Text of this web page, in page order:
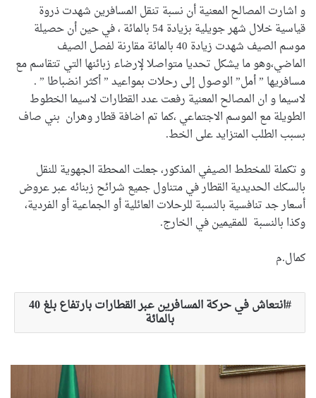
و اشارت المصالح المعنية أن نسبة تنقل المسافرين شهدت ذروة
قياسية خلال شهر جويلية بزيادة 54 بالمائة ، في حين أن حصيلة
موسم الصيف شهدت زيادة 40 بالمائة مقارنة لفصل الصيف
الماضي،وهو ما يشكل تحديا متواصلا لإرضاء زبائنها التي تتقاسم مع
مسافريها ” أمل” الوصول إلى رحلات بمواعيد ” أكثر انضباطا ” .
لاسيما و ان المصالح المعنية رفعت عدد القطارات لاسيما الخطوط
الطويلة مع الموسم الاجتماعي ،كما تم اضافة قطار وهران بني صاف
بسبب الطلب المتزايد على الخط.
و تكملة للمخطط الصيفي المذكور، جعلت المحطة الجهوية للنقل
بالسكك الحديدية القطار في متناول جميع شرائح زبنائه عبر عروض
أسعار جد تنافسية بالنسبة للرحلات العائلية أو الجماعية أو الفردية،
وكذا بالنسبة للمقيمين في الخارج.
كمال.م
انتعاش في حركة المسافرين عبر القطارات بارتفاع بلغ 40
بالمائة